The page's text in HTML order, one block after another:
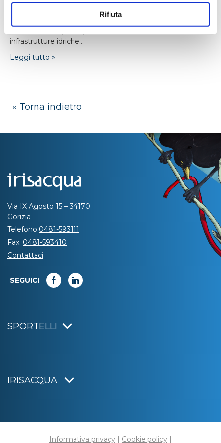
Rifiuta
Monfalcone: nuova adduttrice e -16% di
consumi energetici
infrastrutture idriche...
Leggi tutto »
« Torna indietro
Via IX Agosto 15 – 34170
Gorizia
Telefono 0481-593111
Fax: 0481-593410
Contattaci
SEGUICI
SPORTELLI
IRISACQUA
Informativa privacy | Cookie policy |